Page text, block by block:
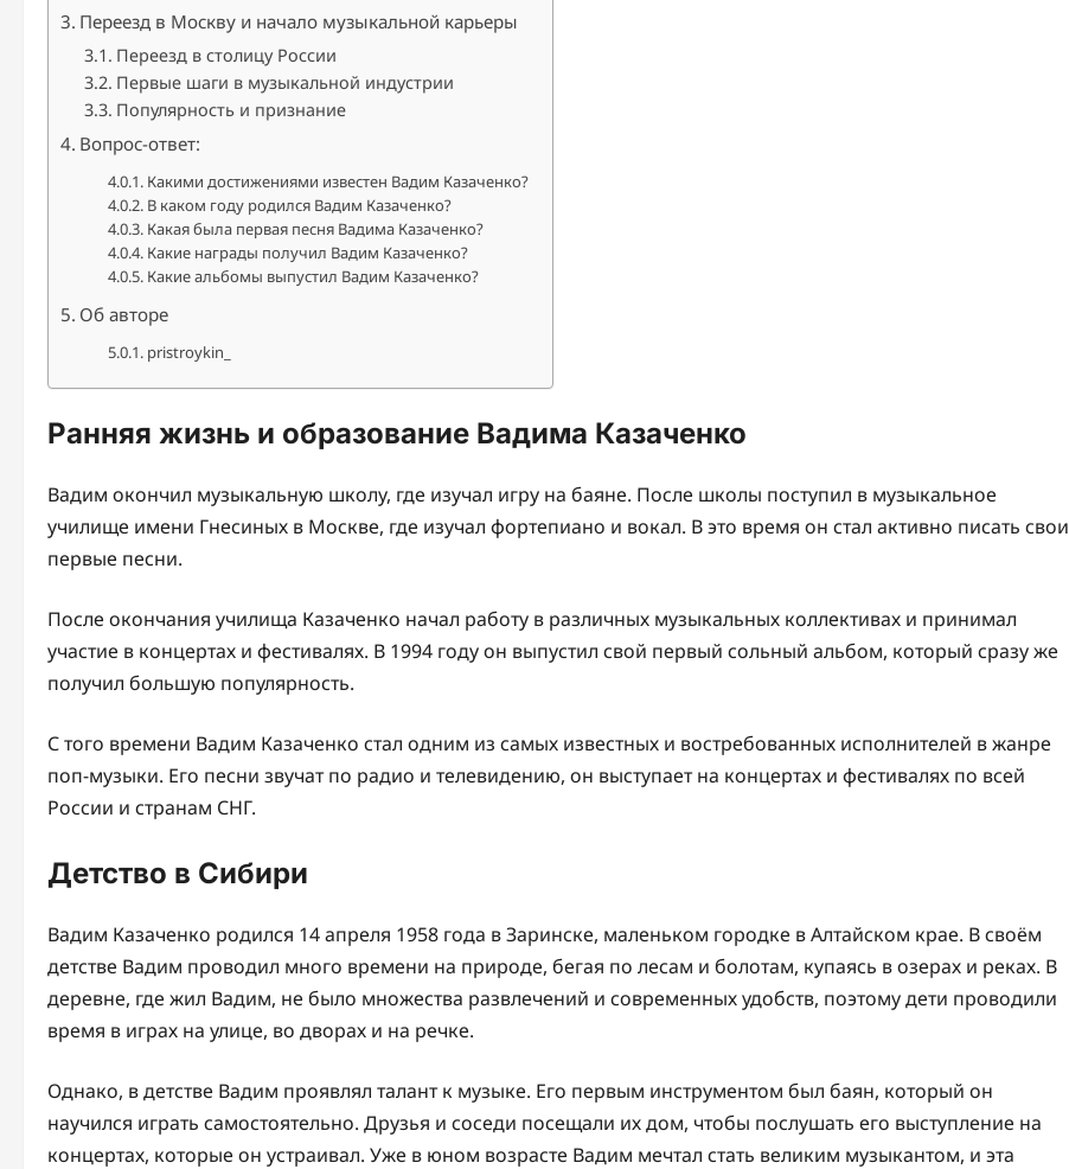
Переезд в Москву и начало музыкальной карьеры
Переезд в столицу России
Первые шаги в музыкальной индустрии
Популярность и признание
Вопрос-ответ:
Какими достижениями известен Вадим Казаченко?
В каком году родился Вадим Казаченко?
Какая была первая песня Вадима Казаченко?
Какие награды получил Вадим Казаченко?
Какие альбомы выпустил Вадим Казаченко?
Об авторе
pristroykin_
Ранняя жизнь и образование Вадима Казаченко
Вадим окончил музыкальную школу, где изучал игру на баяне. После школы поступил в музыкальное
училище имени Гнесиных в Москве, где изучал фортепиано и вокал. В это время он стал активно писать свои
первые песни.
После окончания училища Казаченко начал работу в различных музыкальных коллективах и принимал
участие в концертах и фестивалях. В 1994 году он выпустил свой первый сольный альбом, который сразу же
получил большую популярность.
С того времени Вадим Казаченко стал одним из самых известных и востребованных исполнителей в жанре
поп-музыки. Его песни звучат по радио и телевидению, он выступает на концертах и фестивалях по всей
России и странам СНГ.
Детство в Сибири
Вадим Казаченко родился 14 апреля 1958 года в Заринске, маленьком городке в Алтайском крае. В своём
детстве Вадим проводил много времени на природе, бегая по лесам и болотам, купаясь в озерах и реках. В
деревне, где жил Вадим, не было множества развлечений и современных удобств, поэтому дети проводили
время в играх на улице, во дворах и на речке.
Однако, в детстве Вадим проявлял талант к музыке. Его первым инструментом был баян, который он
научился играть самостоятельно. Друзья и соседи посещали их дом, чтобы послушать его выступление на
концертах, которые он устраивал. Уже в юном возрасте Вадим мечтал стать великим музыкантом, и эта